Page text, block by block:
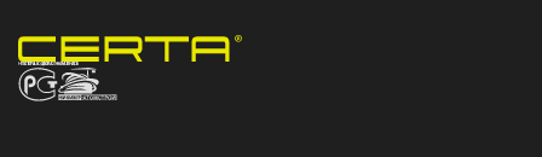
НПП «СПЕКТР» ЗАВОД ЛАКОКРАСОЧНЫХ МАТЕРИАЛОВ